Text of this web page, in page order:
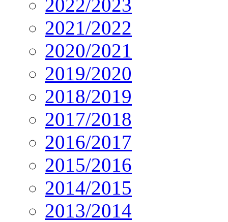
2022/2023
2021/2022
2020/2021
2019/2020
2018/2019
2017/2018
2016/2017
2015/2016
2014/2015
2013/2014